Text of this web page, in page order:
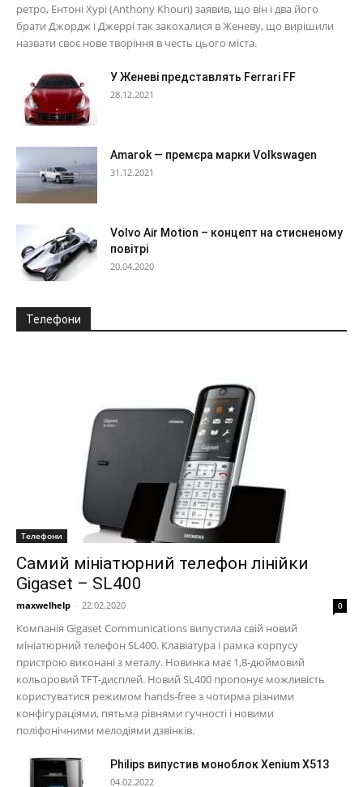
ретро, Ентоні Хурі (Anthony Khouri) заявив, що він і два його
брати Джордж і Джеррі так закохалися в Женеву, що вирішили
назвати своє нове творіння в честь цього міста.
У Женеві представлять Ferrari FF
28.12.2021
Amarok — премєра марки Volkswagen
31.12.2021
Volvo Air Motion – концепт на стисненому
повітрі
20.04.2020
Телефони
Телефони
Самий мініатюрний телефон лінійки
Gigaset – SL400
maxwelhelp - 22.02.2020 0
Компанія Gigaset Communications випустила свій новий
мініатюрний телефон SL400. Клавіатура і рамка корпусу
пристрою виконані з металу. Новинка має 1,8-дюймовий
кольоровий TFT-дисплей. Новий SL400 пропонує можливість
користуватися режимом hands-free з чотирма різними
конфігураціями, пятьма рівнями гучності і новими
поліфонічними мелодіями дзвінків.
Philips випустив моноблок Xenium X513
04.02.2022